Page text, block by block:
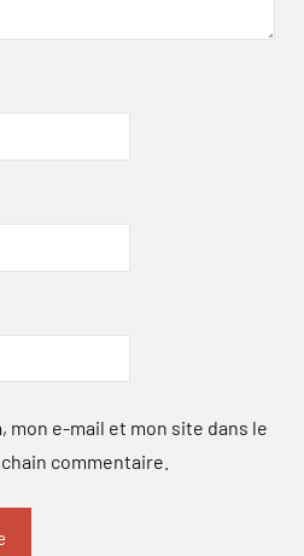
mon e-mail et mon site dans le
commentaire.